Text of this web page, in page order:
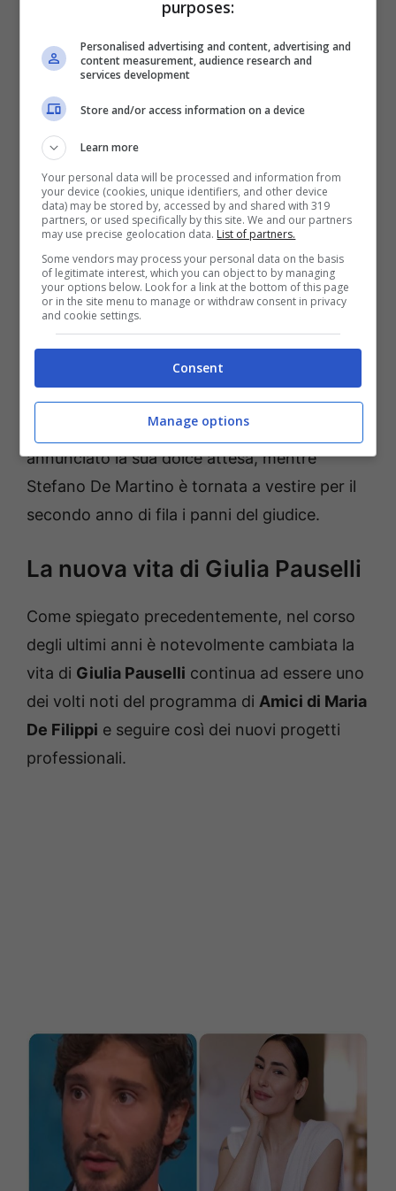
Stiamo parlando diStefano De Martino, ai
tempi fidanzato di Emma Marrone, e che per
un breve periodo avrebbe avuto un flirt con
Giulia Pauselli attualmente compagna di uno
dei suoi migliori amici Marcello Sacchetta. Il
flirt in questione non ha mai trovato una reale
conferma, dato che entrambi i ballerini hanno
preferito sempre mantenere il massimo
riserbo sulla questione. Ad oggi,Giulia
ancora nel programma qui dove ha
annunciato la sua dolce attesa, mentre
Stefano De Martino è tornata a vestire per il
secondo anno di fila i panni del giudice.
La nuova vita di Giulia Pauselli
Come spiegato precedentemente, nel corso
degli ultimi anni è notevolmente cambiata la
vita di Giulia Pauselli continua ad essere uno
dei volti noti del programma di Amici di Maria
De Filippi e seguire così dei nuovi progetti
professionali.
purposes:
Personalised advertising and content, advertising and
content measurement, audience research and
services development
Store and/or access information on a device
Learn more
Your personal data will be processed and information from
your device (cookies, unique identifiers, and other device
data) may be stored by, accessed by and shared with 319
partners, or used specifically by this site. We and our partners
may use precise geolocation data. List of partners.
Some vendors may process your personal data on the basis
of legitimate interest, which you can object to by managing
your options below. Look for a link at the bottom of this page
or in the site menu to manage or withdraw consent in privacy
and cookie settings.
Consent
Manage options